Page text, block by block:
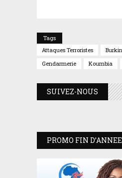
Tags
Attaques Terroristes
Gendarmerie
Koumbia
SUIVEZ-NOUS
PROMO FIN D’ANNEE